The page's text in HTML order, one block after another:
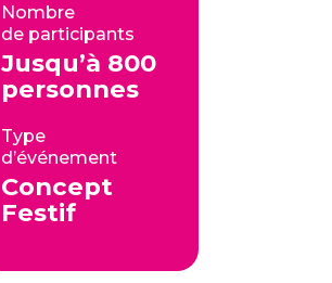
Nombre
de participants
Jusqu’à 800
personnes
Type
d’événement
Concept
Festif